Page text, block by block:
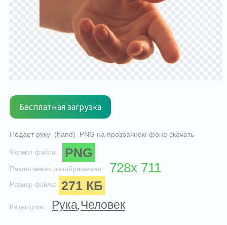
Подает руку (hand) PNG на прозрачном фоне скачать
Формат файла: PNG
Разрешение изоображения: 728x 711
Размер файла: 271 КБ
Категория: Рука Человек